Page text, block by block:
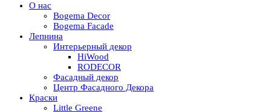
О нас
Bogema Decor
Bogema Facade
Лепнина
Интерьерный декор
HiWood
RODECOR
Фасадный декор
Центр Фасадного Декора
Краски
Little Greene